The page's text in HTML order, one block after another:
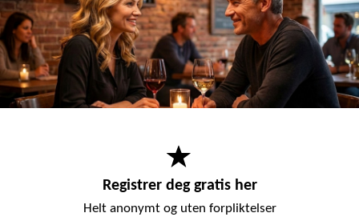
Registrer deg gratis her
Helt anonymt og uten forpliktelser